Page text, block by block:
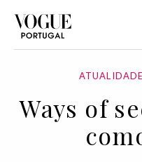
ATUALIDADE
Ways of